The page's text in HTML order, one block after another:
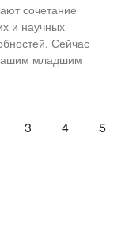
сочетание
и научных
Сейчас
младшим
3 4 5